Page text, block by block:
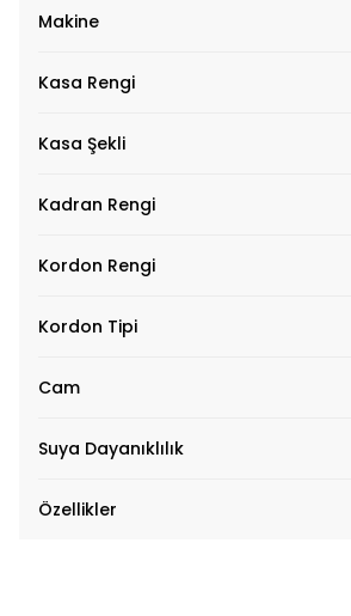
Makine
Kasa Rengi
Kasa Şekli
Kadran Rengi
Kordon Rengi
Kordon Tipi
Cam
Suya Dayanıklılık
Özellikler